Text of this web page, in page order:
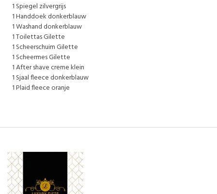
1 Spiegel zilvergrijs
1 Handdoek donkerblauw
1 Washand donkerblauw
1 Toilettas Gilette
1 Scheerschuim Gilette
1 Scheermes Gilette
1 After shave creme klein
1 Sjaal fleece donkerblauw
1 Plaid fleece oranje